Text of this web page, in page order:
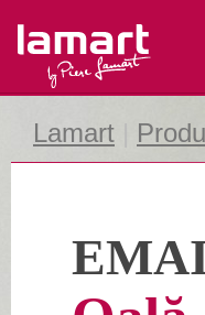
Lamart
Lamart